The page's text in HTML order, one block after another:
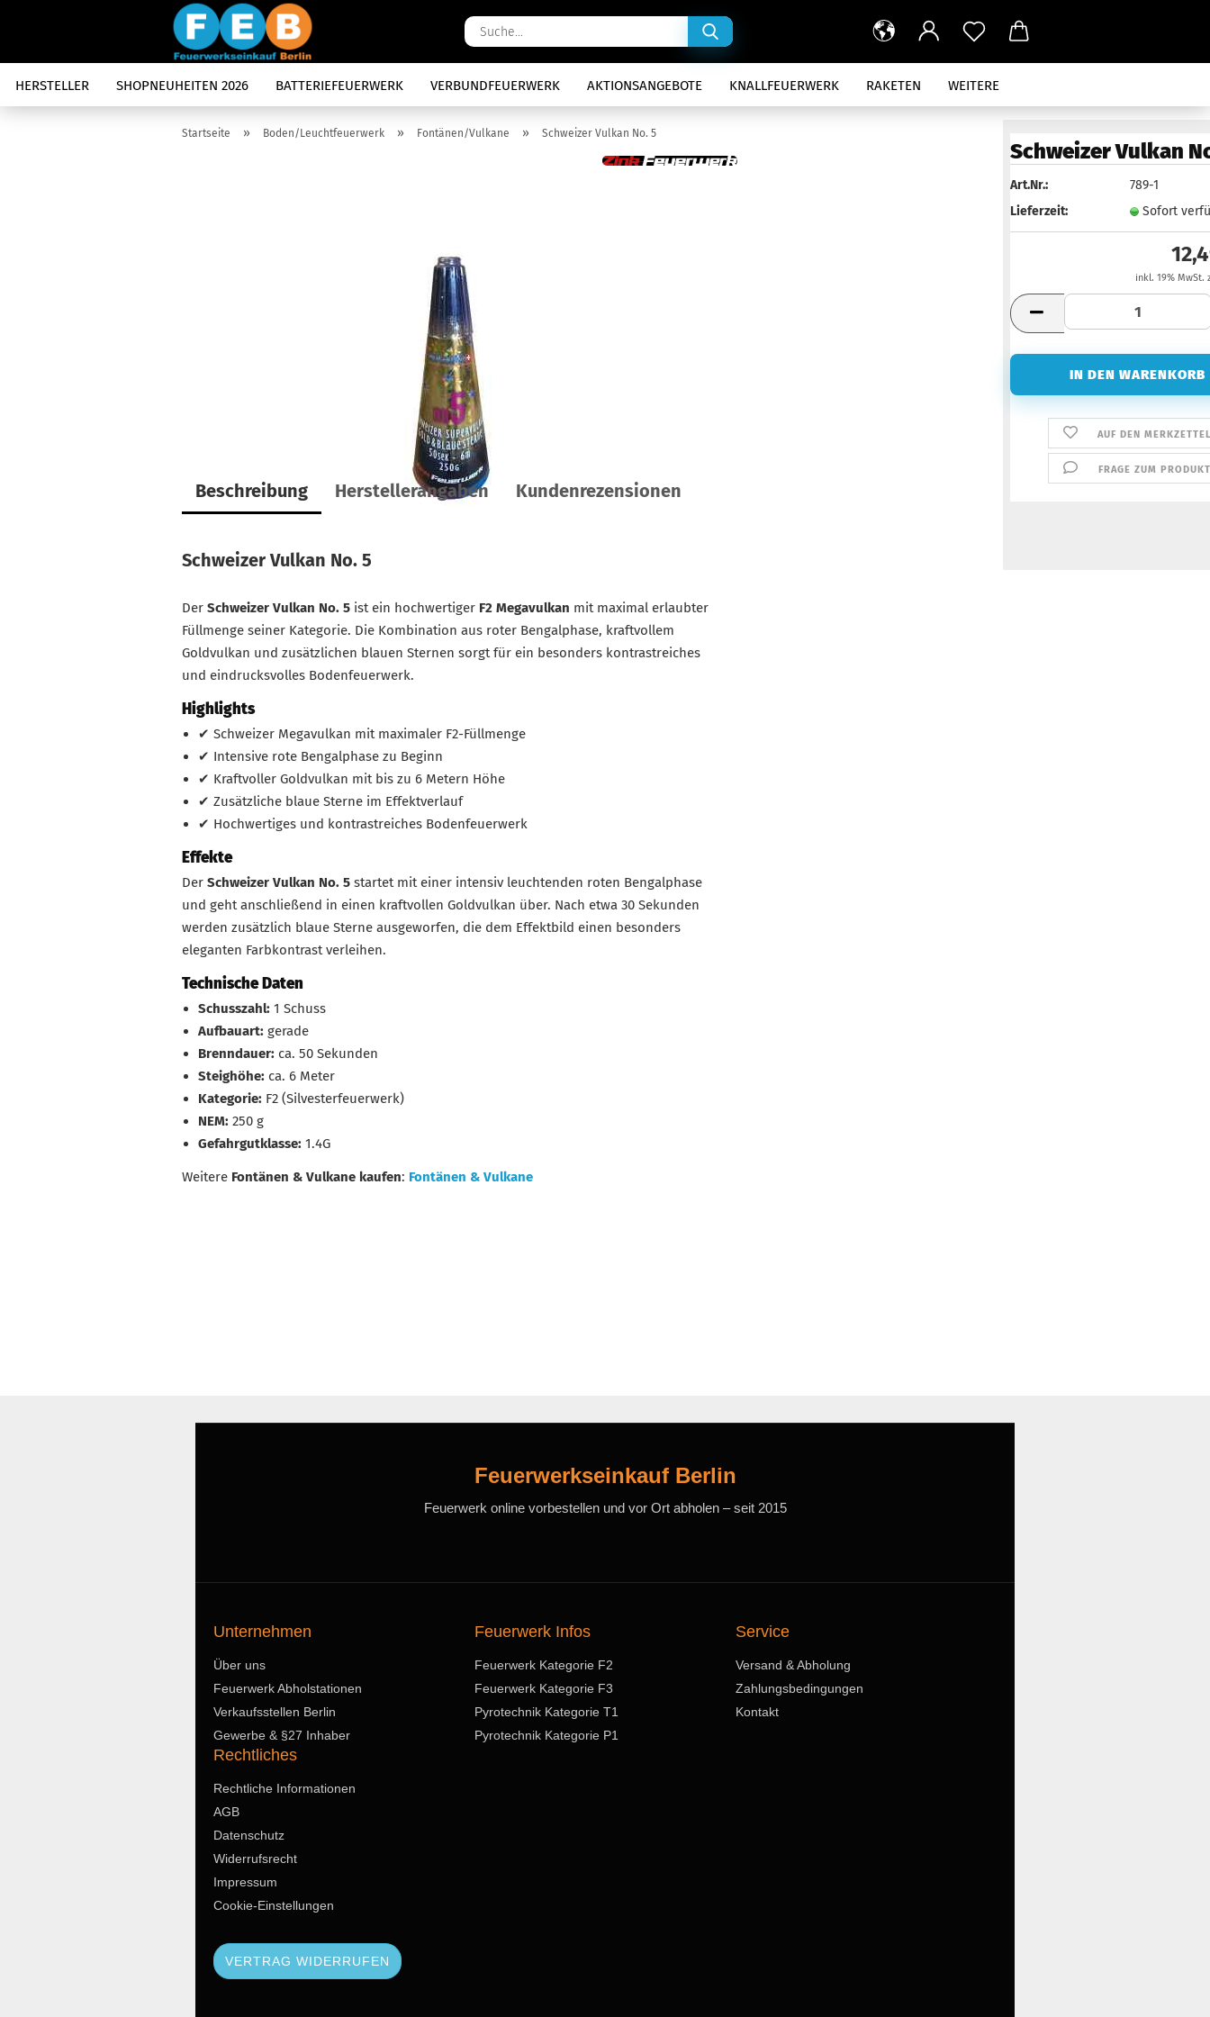
Suche...
HERSTELLER SHOPNEUHEITEN 2026 BATTERIEFEUERWERK VERBUNDFEUERWERK AKTIONSANGEBOTE KNALLFEUERWERK RAKETEN WEITERE
Startseite » Boden/Leuchtfeuerwerk » Fontänen/Vulkane » Schweizer Vulkan No. 5
Schweizer Vulkan
Art.Nr.:
789-1
Lieferzeit:
Sofort
inkl. 19% MwSt.
AUF DEN
FRAGE ZUM PRODUKT
Beschreibung Herstellerangaben Kundenrezensionen
Schweizer Vulkan No. 5
Der Schweizer Vulkan No. 5 ist ein hochwertiger F2 Megavulkan mit maximal erlaubter
Füllmenge seiner Kategorie. Die Kombination aus roter Bengalphase, kraftvollem
Goldvulkan und zusätzlichen blauen Sternen sorgt für ein besonders kontrastreiches
und eindrucksvolles Bodenfeuerwerk.
Highlights
✔ Schweizer Megavulkan mit maximaler F2-Füllmenge
✔ Intensive rote Bengalphase zu Beginn
✔ Kraftvoller Goldvulkan mit bis zu 6 Metern Höhe
✔ Zusätzliche blaue Sterne im Effektverlauf
✔ Hochwertiges und kontrastreiches Bodenfeuerwerk
Effekte
Der Schweizer Vulkan No. 5 startet mit einer intensiv leuchtenden roten Bengalphase
und geht anschließend in einen kraftvollen Goldvulkan über. Nach etwa 30 Sekunden
werden zusätzlich blaue Sterne ausgeworfen, die dem Effektbild einen besonders
eleganten Farbkontrast verleihen.
Technische Daten
Schusszahl: 1 Schuss
Aufbauart: gerade
Brenndauer: ca. 50 Sekunden
Steighöhe: ca. 6 Meter
Kategorie: F2 (Silvesterfeuerwerk)
NEM: 250 g
Gefahrgutklasse: 1.4G
Weitere Fontänen & Vulkane kaufen: Fontänen & Vulkane
Feuerwerkseinkauf Berlin
Feuerwerk online vorbestellen und vor Ort abholen – seit 2015
Unternehmen
Über uns
Feuerwerk Abholstationen
Verkaufsstellen Berlin
Gewerbe & §27 Inhaber
Feuerwerk Infos
Feuerwerk Kategorie F2
Feuerwerk Kategorie F3
Pyrotechnik Kategorie T1
Pyrotechnik Kategorie P1
Service
Versand & Abholung
Zahlungsbedingungen
Kontakt
Rechtliches
Rechtliche Informationen
AGB
Datenschutz
Widerrufsrecht
Impressum
Cookie-Einstellungen
VERTRAG WIDERRUFEN